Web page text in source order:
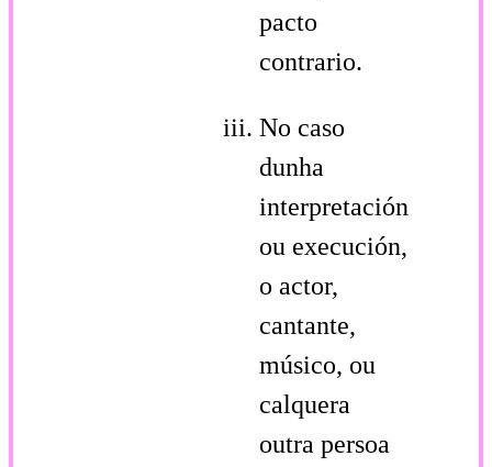
pacto
contrario.
No caso
dunha
interpretación
ou execución,
o actor,
cantante,
músico, ou
calquera
outra persoa